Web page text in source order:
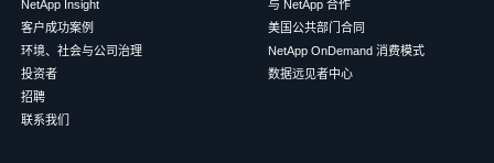
NetApp Insight
客户成功案例
环境、社会与公司治理
投资者
招聘
联系我们
与 NetApp 合作
美国公共部门合同
NetApp OnDemand 消费模式
数据远见者中心